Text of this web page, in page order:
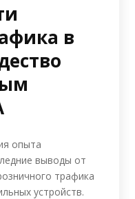
в
опыта
выводы от
трафика
устройств.